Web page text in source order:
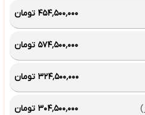
۴۵۴٬۵۰۰٬۰۰۰ تومان
۵۷۴٬۵۰۰٬۰۰۰ تومان
۳۲۴٬۵۰۰٬۰۰۰ تومان
۳۰۴٬۵۰۰٬۰۰۰ تومان